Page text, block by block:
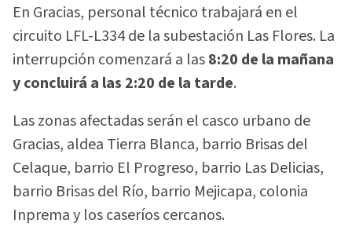
En Gracias, personal técnico trabajará en el
circuito LFL-L334 de la subestación Las Flores. La
interrupción comenzará a las8:20 de la mañana
y concluirá a las 2:20 de la tarde.
Las zonas afectadas serán el casco urbano de
Gracias, aldea Tierra Blanca, barrio Brisas del
Celaque, barrio El Progreso, barrio Las Delicias,
barrio Brisas del Río, barrio Mejicapa, colonia
Inprema y los caseríos cercanos.